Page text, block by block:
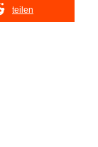
teilen